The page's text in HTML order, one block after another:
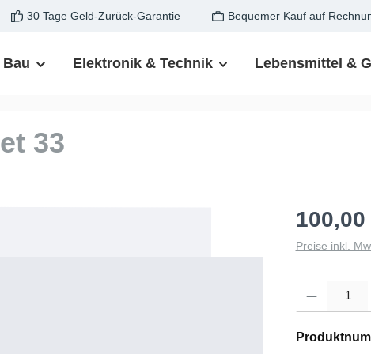
30 Tage Geld-Zurück-Garantie Bequemer Kauf auf
Elektronik & Technik Lebensmittel &
33
100,00
Preise inkl.